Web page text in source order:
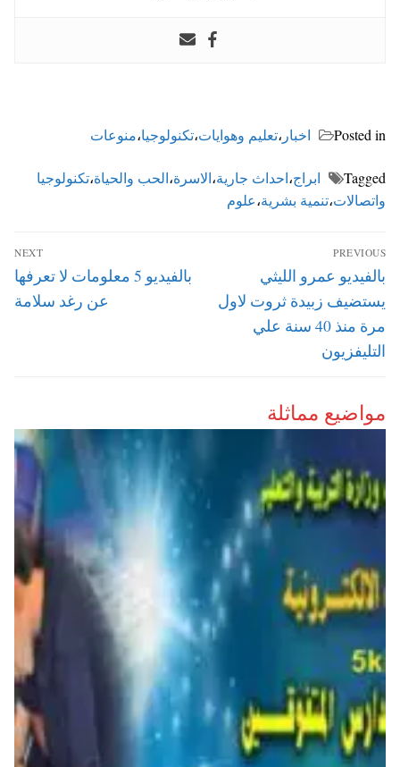
Posted in اخبار ،تعليم وهوايات،تكنولوجيا،منوعات
Tagged ابراج،احداث جارية،الاسرة،الحب والحياة،تكنولوجيا
واتصالات،تنمية بشرية،علوم
تصفّح
المقالات
PREVIOUS
Previous
post:
بالفيديو عمرو الليثي
يستضيف زبيدة ثروت لاول
مرة منذ 40 سنة علي
التليفزيون
NEXT
Next
بالفيديو 5 معلومات لا تعرفها
عن رغد سلامة
مواضيع مماثلة